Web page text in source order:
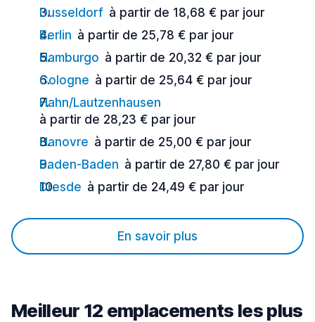
Dusseldorf à partir de 18,68 € par jour
Berlin à partir de 25,78 € par jour
Hamburgo à partir de 20,32 € par jour
Cologne à partir de 25,64 € par jour
Hahn/Lautzenhausen
à partir de 28,23 € par jour
Hanovre à partir de 25,00 € par jour
Baden-Baden à partir de 27,80 € par jour
Dresde à partir de 24,49 € par jour
En savoir plus
Meilleur 12 emplacements les plus